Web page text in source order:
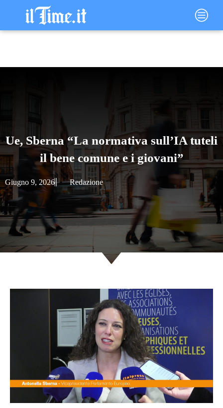
contenuto
Main
Menu
Ue, Sberna “La normativa sull’IA tuteli
il bene comune e i giovani”
Giugno 9, 2026 Redazione